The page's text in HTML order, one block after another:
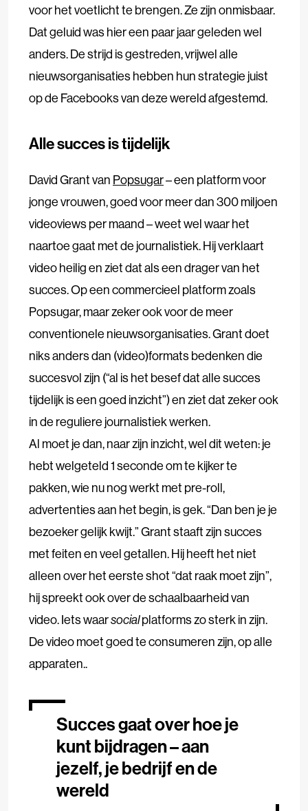
voor het voetlicht te brengen. Ze zijn onmisbaar.
Dat geluid was hier een paar jaar geleden wel
anders. De strijd is gestreden, vrijwel alle
nieuwsorganisaties hebben hun strategie juist
op de Facebooks van deze wereld afgestemd.
Alle succes is tijdelijk
David Grant van Popsugar– een platform voor
jonge vrouwen, goed voor meer dan 300 miljoen
videoviews per maand – weet wel waar het
naartoe gaat met de journalistiek. Hij verklaart
video heilig en ziet dat als een drager van het
succes. Op een commercieel platform zoals
Popsugar, maar zeker ook voor de meer
conventionele nieuwsorganisaties. Grant doet
niks anders dan (video)formats bedenken die
succesvol zijn (“al is het besef dat alle succes
tijdelijk is een goed inzicht”) en ziet dat zeker ook
in de reguliere journalistiek werken.
Al moet je dan, naar zijn inzicht, wel dit weten: je
hebt welgeteld 1 seconde om te kijker te
pakken, wie nu nog werkt met pre-roll,
advertenties aan het begin, is gek. “Dan ben je je
bezoeker gelijk kwijt.” Grant staaft zijn succes
met feiten en veel getallen. Hij heeft het niet
alleen over het eerste shot “dat raak moet zijn”,
hij spreekt ook over de schaalbaarheid van
video. Iets waarsocialplatforms zo sterk in zijn.
De video moet goed te consumeren zijn, op alle
apparaten..
Succes gaat over hoe je
kunt bijdragen – aan
jezelf, je bedrijf en de
wereld